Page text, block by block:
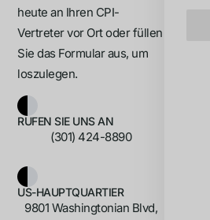
heute an Ihren CPI-
Vertreter vor Ort oder füllen
Sie das Formular aus, um
loszulegen.
RUFEN SIE UNS AN
(301) 424-8890
US-HAUPTQUARTIER
9801 Washingtonian Blvd,